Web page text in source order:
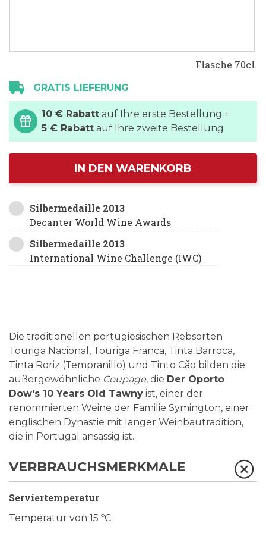
Flasche 70cl.
GRATIS LIEFERUNG
10 € Rabatt auf Ihre erste Bestellung +
5 € Rabatt auf Ihre zweite Bestellung
IN DEN WARENKORB
Silbermedaille 2013
Decanter World Wine Awards
Silbermedaille 2013
International Wine Challenge (IWC)
Die traditionellen portugiesischen Rebsorten
Touriga Nacional, Touriga Franca, Tinta Barroca,
Tinta Roriz (Tempranillo) und Tinto Cão bilden die
außergewöhnliche Coupage, die Der Oporto
Dow's 10 Years Old Tawny ist, einer der
renommierten Weine der Familie Symington, einer
englischen Dynastie mit langer Weinbautradition,
die in Portugal ansässig ist.
VERBRAUCHSMERKMALE
Serviertemperatur
Temperatur von 15 ºC